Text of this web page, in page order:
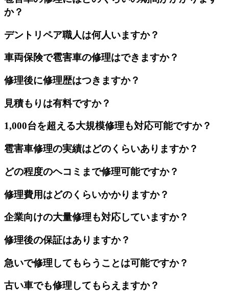
か？
デントリペア職人は何人いますか？
車両保険で雹害車の修理はできますか？
修理後に修理歴はつきますか？
見積もりは有料ですか？
1,000台を超える大規模修理も対応可能ですか？
雹害車修理の実績はどのくらいありますか？
どの程度のヘコミまで修理可能ですか？
修理費用はどのくらいかかりますか？
企業向けの大量修理も対応していますか？
修理後の保証はありますか？
急いで修理してもらうことは可能ですか？
古い車でも修理してもらえますか？